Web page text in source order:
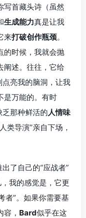
写首藏头诗（虽然
生成能力真是让我
来打破创作瓶颈。
的时候，我就会抛
阐述。往往，它给
点亮我的脑洞，让我
是万能的。有时
乏那种鲜活的人情味
类导演”亲自下场，
了自己的“应战者”
我的感觉是，它更
者”。如果你需要基
， Bard似乎在这